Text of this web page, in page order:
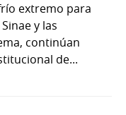
extremo para
y las
continúan
de...